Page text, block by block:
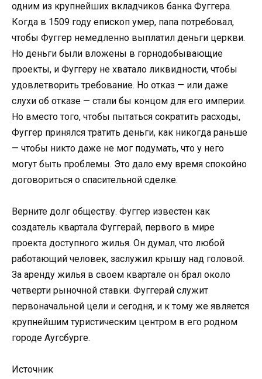
одним из крупнейших вкладчиков банка Фуггера.
Когда в 1509 году епископ умер, папа потребовал,
чтобы Фуггер немедленно выплатил деньги церкви.
Но деньги были вложены в горнодобывающие
проекты, и Фуггеру не хватало ликвидности, чтобы
удовлетворить требование. Но отказ — или даже
слухи об отказе — стали бы концом для его империи.
Но вместо того, чтобы пытаться сократить расходы,
Фуггер принялся тратить деньги, как никогда раньше
— чтобы никто даже не мог подумать, что у него
могут быть проблемы. Это дало ему время спокойно
договориться о спасительной сделке.
Верните долг обществу. Фуггер известен как
создатель квартала Фуггерай, первого в мире
проекта доступного жилья. Он думал, что любой
работающий человек, заслужил крышу над головой.
За аренду жилья в своем квартале он брал около
четверти рыночной ставки. Фуггерай служит
первоначальной цели и сегодня, и к тому же является
крупнейшим туристическим центром в его родном
городе Аугсбурге.
Источник